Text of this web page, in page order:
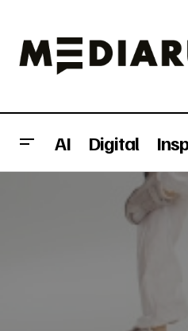
AI Digital
Nowy specjalista ds. PR i